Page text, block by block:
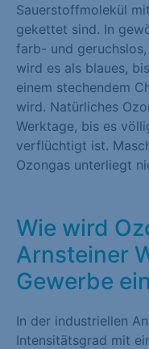
Sauerstoffmolekül
gekettet sind. In
farb- und
wird es als blaues,
einem stechendem
wird. Natürliches
Werktage, bis es
verflüchtigt ist.
Ozongas unterliegt
Wie wird
Arnsteiner
Gewerbe
In der industriellen
Intensitätsgrad mit